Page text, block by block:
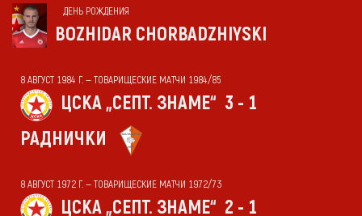
ДЕНЬ РОЖДЕНИЯ
BOZHIDAR CHORBADZHIYSKI
8 АВГУСТ 1984 Г. — ТОВАРИЩЕСКИЕ МАТЧИ 1984/85
ЦСКА „СЕПТ. ЗНАМЕ“ 3 - 1
РАДНИЧКИ
8 АВГУСТ 1972 Г. — ТОВАРИЩЕСКИЕ МАТЧИ 1972/73
ЦСКА „СЕПТ. ЗНАМЕ“ 2 - 1